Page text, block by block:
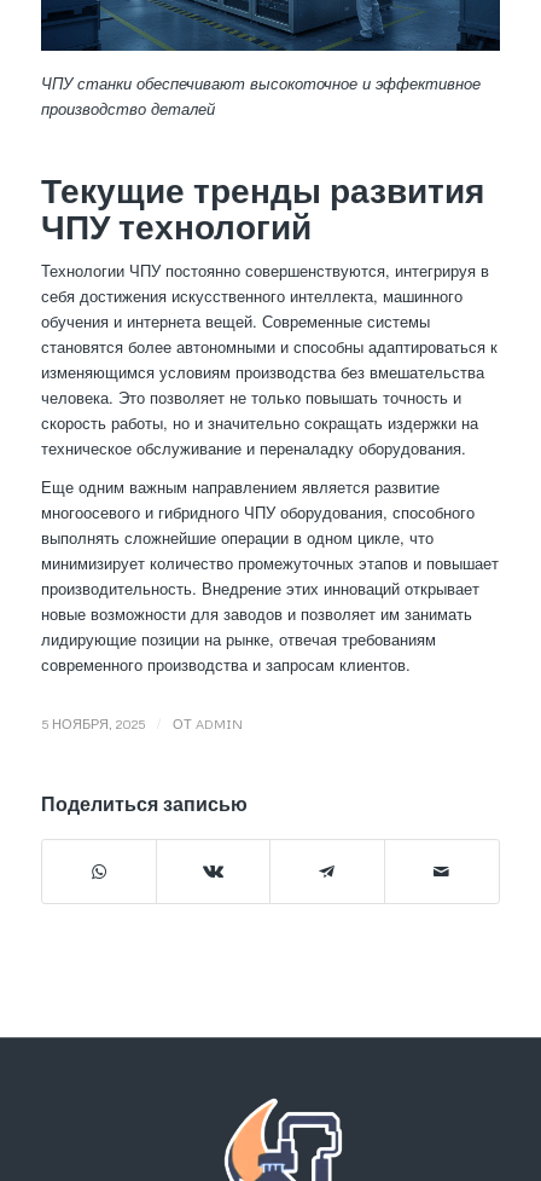
ЧПУ станки обеспечивают высокоточное и эффективное
производство деталей
Текущие тренды развития
ЧПУ технологий
Технологии ЧПУ постоянно совершенствуются, интегрируя в
себя достижения искусственного интеллекта, машинного
обучения и интернета вещей. Современные системы
становятся более автономными и способны адаптироваться к
изменяющимся условиям производства без вмешательства
человека. Это позволяет не только повышать точность и
скорость работы, но и значительно сокращать издержки на
техническое обслуживание и переналадку оборудования.
Еще одним важным направлением является развитие
многоосевого и гибридного ЧПУ оборудования, способного
выполнять сложнейшие операции в одном цикле, что
минимизирует количество промежуточных этапов и повышает
производительность. Внедрение этих инноваций открывает
новые возможности для заводов и позволяет им занимать
лидирующие позиции на рынке, отвечая требованиям
современного производства и запросам клиентов.
5 НОЯБРЯ, 2025 ОТ ADMIN
Поделиться записью